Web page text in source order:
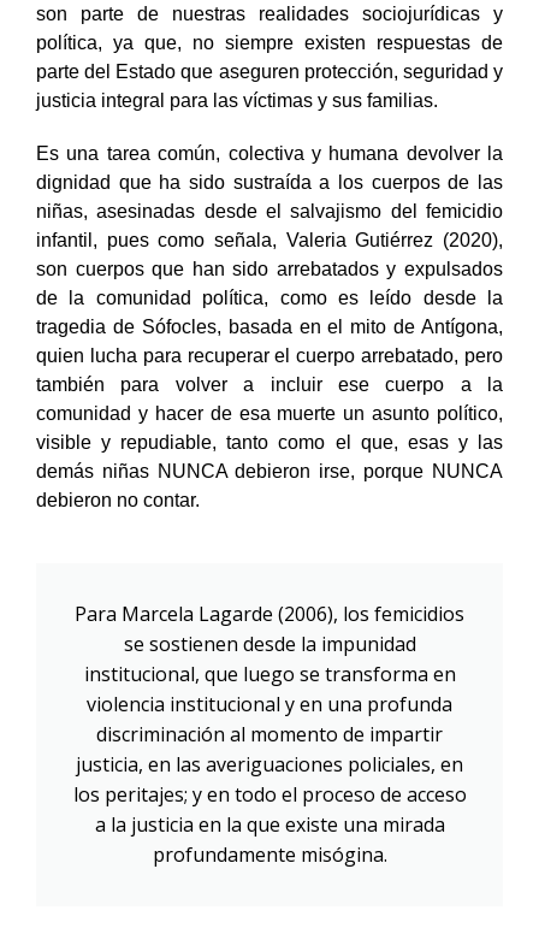
son parte de nuestras realidades sociojurídicas y
política, ya que, no siempre existen respuestas de
parte del Estado que aseguren protección, seguridad y
justicia integral para las víctimas y sus familias.
Es una tarea común, colectiva y humana devolver la
dignidad que ha sido sustraída a los cuerpos de las
niñas, asesinadas desde el salvajismo del femicidio
infantil, pues como señala, Valeria Gutiérrez (2020),
son cuerpos que han sido arrebatados y expulsados
de la comunidad política, como es leído desde la
tragedia de Sófocles, basada en el mito de Antígona,
quien lucha para recuperar el cuerpo arrebatado, pero
también para volver a incluir ese cuerpo a la
comunidad y hacer de esa muerte un asunto político,
visible y repudiable, tanto como el que, esas y las
demás niñas NUNCA debieron irse, porque NUNCA
debieron no contar.
Para Marcela Lagarde (2006), los femicidios
se sostienen desde la impunidad
institucional, que luego se transforma en
violencia institucional y en una profunda
discriminación al momento de impartir
justicia, en las averiguaciones policiales, en
los peritajes; y en todo el proceso de acceso
a la justicia en la que existe una mirada
profundamente misógina.​